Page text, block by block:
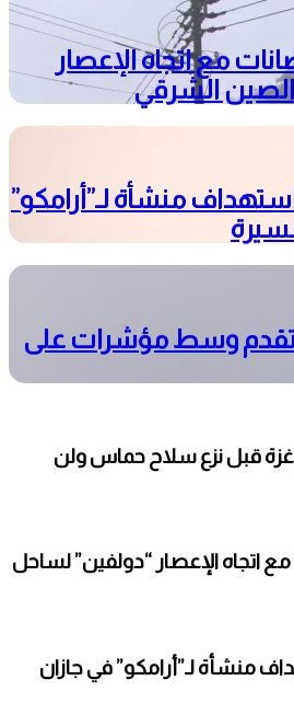
مع اتجاه الإعصار
الشرقي
استهداف منشأة لـ”أرامكو”
وسط مؤشرات على
غزة قبل نزع سلاح حماس ولن
اتجاه الإعصار “دولفين” لساحل
منشأة لـ”أرامكو” في جازان